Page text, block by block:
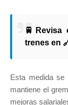
🚆Revisa
trenes en
Esta medida se
mantiene el
mejoras